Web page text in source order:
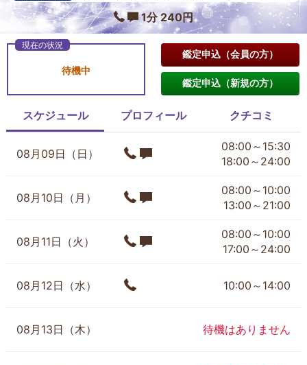
スティング
1分 240円
待機中
鑑定申込（会員の方）
鑑定申込（新規の方）
スケジュール プロフィール クチコミ
08月09日（日）
08:00～15:30
18:00～24:00
08月10日（月）
08:00～10:00
13:00～21:00
08月11日（火）
08:00～10:00
17:00～24:00
08月12日（水） 10:00～14:00
08月13日（木） 待機はありません